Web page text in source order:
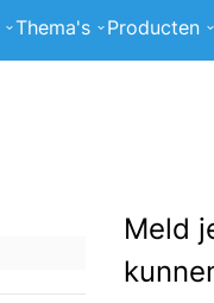
Thema's Producten
Meld